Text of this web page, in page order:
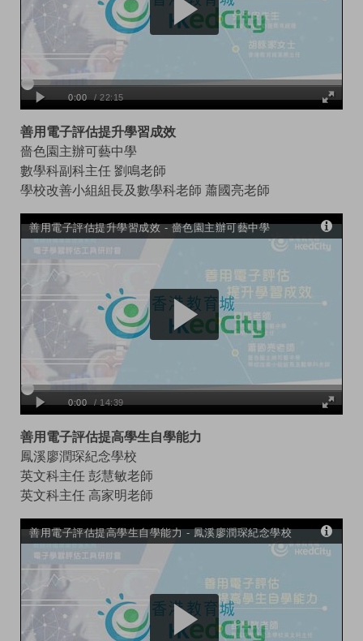
善用電子評估提升學習成效
嗇色園主辦可藝中學
數學科副科主任 劉鳴老師
學校改善小組組長及數學科老師 蕭國亮老師
善用電子評估提高學生自學能力
鳳溪廖潤琛紀念學校
英文科主任 彭慧敏老師
英文科主任 高家明老師